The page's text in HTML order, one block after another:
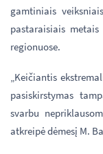
gamtiniais
pastaraisiais
regionuose.
„Keičiantis
pasiskirstymas
svarbu
atkreipė dėmesį M.